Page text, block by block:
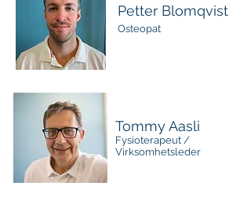
Petter Blomqvist
Osteopat
Tommy Aasli
Fysioterapeut /
Virksomhetsleder